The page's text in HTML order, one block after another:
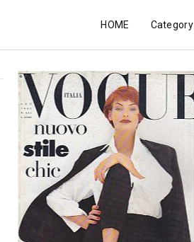
HOME Category